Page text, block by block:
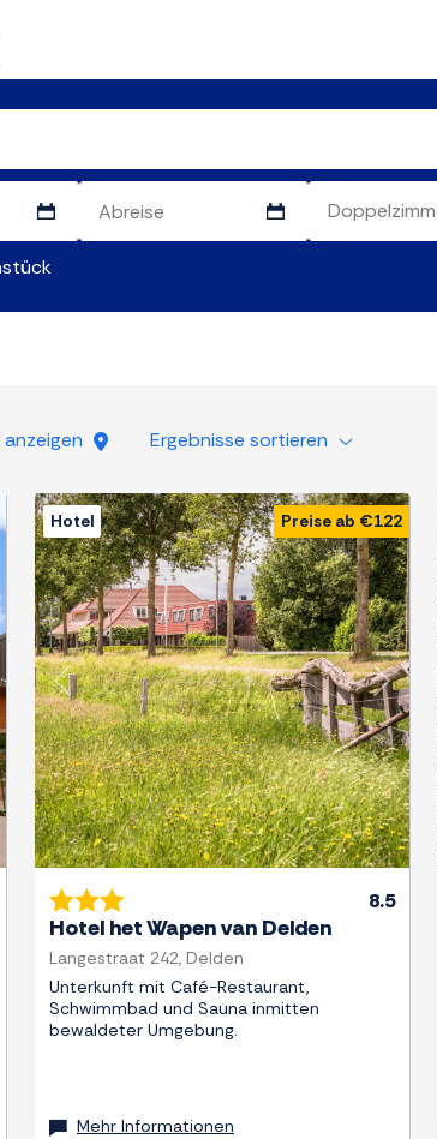
Ergebnisse sortieren
Zurück Weiter
Hotel Preise ab €122
8.5
Hotel het Wapen van Delden
Langestraat 242, Delden
Unterkunft mit Café-Restaurant,
Schwimmbad und Sauna inmitten
bewaldeter Umgebung.
Mehr Informationen